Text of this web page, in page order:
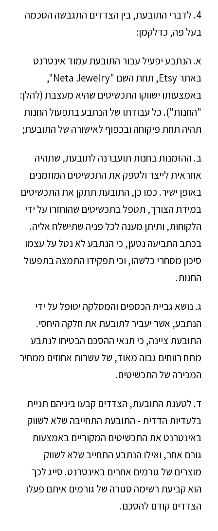
4. לדברי התובעת, בין הצדדים התגבשה הסכמה
בעל פה, כדלקמן:
א. הנתבע יפעיל עבור התובעת עמוד אינטרנט
באתר Etsy, תחת השם "Neta Jewelry",
באמצעותו ישווקו התכשיטים שהיא מעצבת (להלן:
"החנות"). כל עבודתו של הנתבע בתפעול החנות
תהיה תחת פיקוחה ובכפוף לאישורה של התובעת;
ב. ההזמנות בחנות תועברנה לתובעת, שתהיה
אחראית לייצר ולספק את התכשיטים המוזמנים
באופן ישיר. כמו כן, התובעת תתקן את התכשיטים
במידת הצורך, תטפל בתכשיטים שהוחזרו על ידי
הלקוחות, ותיתן מענה לכל פניה שתישלח אליה.
בכתב התביעה נטען, כי הנתבע לא נטל על עצמו
סיכון מסחרי כלשהו, וכי תפקידו התמצה בתפעול
החנות.
ג. נושא גביית הכספים והמסלקה יטופל על ידי
הנתבע, אשר יעביר לתובעת את חלקה היחסי.
התובעת ציינה, כי תנאי ההסכם הבטיחו לנתבע
מתח רווחים גבוה מאוד, של עשרות אחוזים ממחיר
המכירה של התכשיטים.
ד. לטענת התובעת, הצדדים קבעו ביניהם תניית
בלעדיות הדדית - התובעת התחייבה שלא לשווק
באינטרנט את התכשיטים המקוריים באמצעות
גורם אחר, ואילו הנתבע התחייב שלא לשווק
מוצרים של גורמים אחרים באינטרנט. סייג לכך
הוא קביעת רשימה סגורה של גורמים איתם פעלו
הצדדים קודם להסכם.